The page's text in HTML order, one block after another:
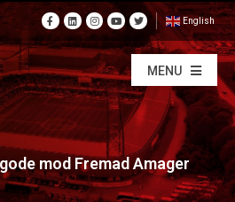
English
MENU
mod Fremad Amager